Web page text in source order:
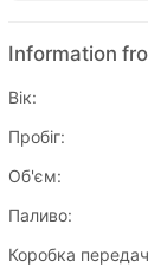
Information
Вік:
Пробіг:
Об'єм:
Паливо:
Коробка